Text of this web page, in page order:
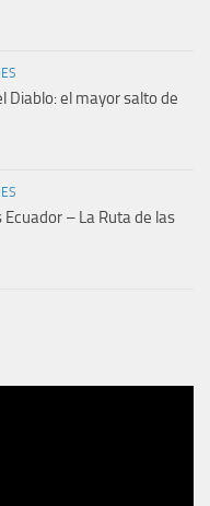
Diablo: el mayor salto de
Ecuador – La Ruta de las